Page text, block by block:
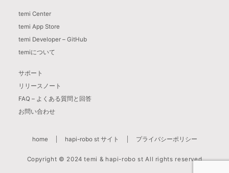
temi Center
temi App Store
temi Developer – GitHub
temiについて
サポート
リリースノート
FAQ – よくある質問と回答
お問い合わせ
home hapi-robo st サイト プライバシーポリシー
Copyright © 2024 temi & hapi-robo st All rights reserved